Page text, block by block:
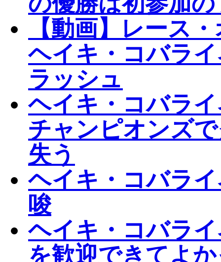
【動画】レース
ヘイキ・コバラ
ラッシュ
ヘイキ・コバラ
チャンピオンズ
失う
ヘイキ・コバラ
唆
ヘイキ・コバラ
を歓迎できてよ